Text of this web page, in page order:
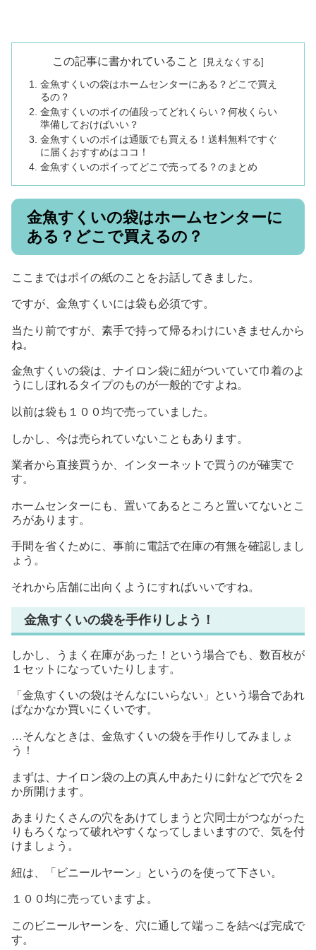
この記事に書かれていること
金魚すくいの袋はホームセンターにある？どこで買え
るの？
金魚すくいのポイの値段ってどれくらい？何枚くらい
準備しておけばいい？
金魚すくいのポイは通販でも買える！送料無料ですぐ
に届くおすすめはココ！
金魚すくいのポイってどこで売ってる？のまとめ
金魚すくいの袋はホームセンターに
ある？どこで買えるの？
ここまではポイの紙のことをお話してきました。
ですが、金魚すくいには袋も必須です。
当たり前ですが、素手で持って帰るわけにいきませんから
ね。
金魚すくいの袋は、ナイロン袋に紐がついていて巾着のよ
うにしぼれるタイプのものが一般的ですよね。
以前は袋も１００均で売っていました。
しかし、今は売られていないこともあります。
業者から直接買うか、インターネットで買うのが確実で
す。
ホームセンターにも、置いてあるところと置いてないとこ
ろがあります。
手間を省くために、事前に電話で在庫の有無を確認しまし
ょう。
それから店舗に出向くようにすればいいですね。
金魚すくいの袋を手作りしよう！
しかし、うまく在庫があった！という場合でも、数百枚が
１セットになっていたりします。
「金魚すくいの袋はそんなにいらない」という場合であれ
ばなかなか買いにくいです。
…そんなときは、金魚すくいの袋を手作りしてみましょ
う！
まずは、ナイロン袋の上の真ん中あたりに針などで穴を２
か所開けます。
あまりたくさんの穴をあけてしまうと穴同士がつながった
りもろくなって破れやすくなってしまいますので、気を付
けましょう。
紐は、「ビニールヤーン」というのを使って下さい。
１００均に売っていますよ。
このビニールヤーンを、穴に通して端っこを結べば完成で
す。